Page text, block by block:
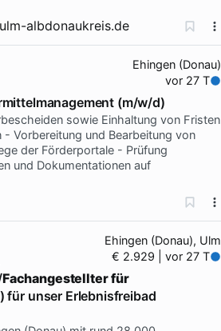
albdonaukreis.de
Ehingen (Donau)
vor 27 T
(m/w/d)
sowie Einhaltung von Fristen
Vorbereitung und Bearbeitung von
der Förderportale - Prüfung
und Dokumentationen auf
Ehingen (Donau), Ulm
€ 2.929 | vor 27 T
Fachangestellterfür
für unser Erlebnisfreibad